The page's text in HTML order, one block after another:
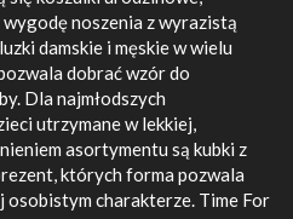
noszenia z wyrazistą
damskie i męskie w wielu
dobrać wzór do
Dla najmłodszych
utrzymane w lekkiej,
asortymentu są kubki z
których forma pozwala
charakterze. Time For